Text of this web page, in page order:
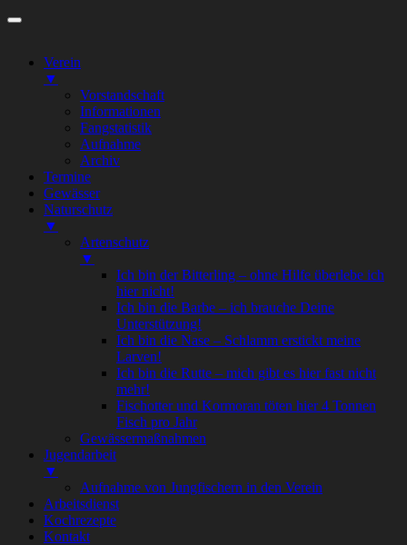
Zum
Verein
▼
Vorstandschaft
Informationen
Fangstatistik
Aufnahme
Archiv
Termine
Gewässer
Naturschutz
▼
Artenschutz
▼
Ich bin der Bitterling – ohne Hilfe überlebe ich
hier nicht!
Ich bin die Barbe – ich brauche Deine
Unterstützung!
Ich bin die Nase – Schlamm erstickt meine
Larven!
Ich bin die Rutte – mich gibt es hier fast nicht
mehr!
Fischotter und Kormoran töten hier 4 Tonnen
Fisch pro Jahr
Gewässermaßnahmen
Jugendarbeit
▼
Aufnahme von Jungfischern in den Verein
Arbeitsdienst
Kochrezepte
Kontakt